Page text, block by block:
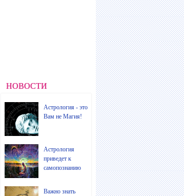
НОВОСТИ
Астрология - это
Вам не Магия!
Астрология
приведет к
самопознанию
Важно знать